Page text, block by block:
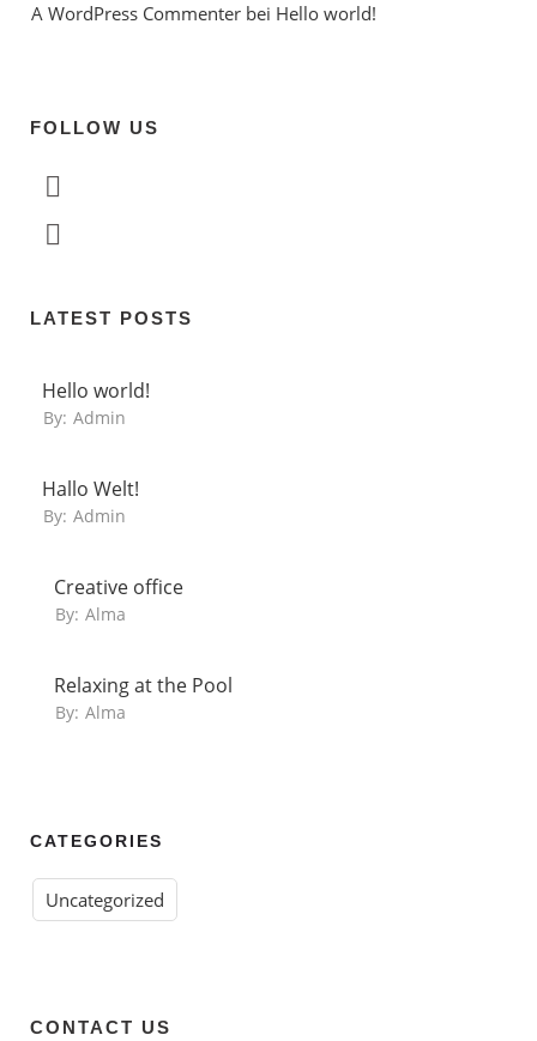
A WordPress Commenter bei Hello world!
FOLLOW US
LATEST POSTS
Hello world!
By: Admin
Hallo Welt!
By: Admin
Creative office
By: Alma
Relaxing at the Pool
By: Alma
CATEGORIES
Uncategorized
CONTACT US